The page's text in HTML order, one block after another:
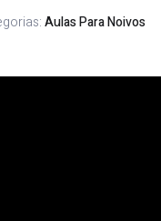
Aulas Para Noivos